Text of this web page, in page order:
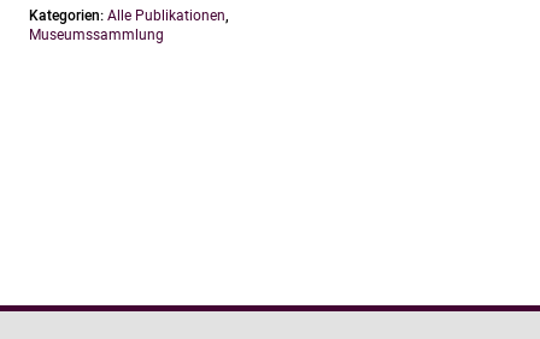
vier
Jahrhunderten
(Museumssammlung
Kategorien:Alle Publikationen
Museumssammlung